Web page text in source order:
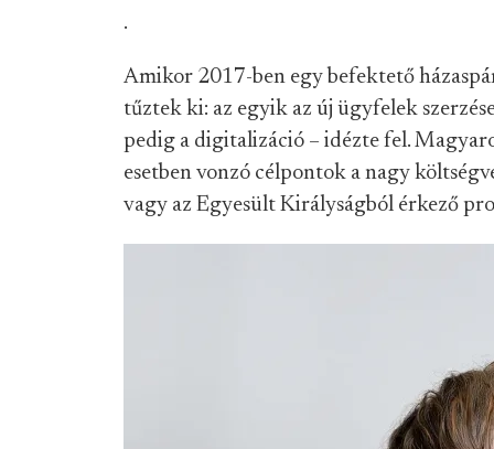
.
Amikor 2017-ben egy befektető
tűztek ki: az egyik az új ügyfelek
pedig a digitalizáció – idézte fel.
esetben vonzó célpontok a nagy
vagy az Egyesült Királyságból érkező